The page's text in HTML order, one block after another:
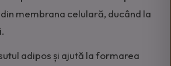
membrana celulară, ducând la
adipos și ajută la formarea